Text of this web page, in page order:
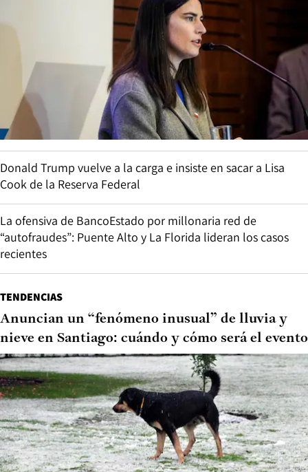
Donald Trump vuelve a la carga e insiste en sacar a Lisa
Cook de la Reserva Federal
La ofensiva de BancoEstado por millonaria red de
“autofraudes”: Puente Alto y La Florida lideran los casos
recientes
TENDENCIAS
Anuncian un “fenómeno inusual” de lluvia y
nieve en Santiago: cuándo y cómo será el evento